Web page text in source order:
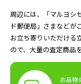
周辺には、「マルヨシ
ド郵便局」さまなどが
お立ち寄りいただける
ので、大量の査定商品